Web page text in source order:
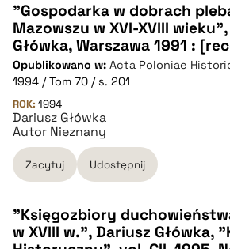
CZYSTY TEKST
pobierz cytat
BIBTEX
pobierz cytat
"Gospodarka w dobrach
Mazowszu w XVI-XVIII
Główka, Warszawa 1991 :
Opublikowano w: Acta Poloniae
1994 / Tom 70 / s. 201
ROK: 1994
Dariusz Główka
Autor Nieznany
Zacytuj Udostępnij
"Księgozbiory
w XVIII w.", Dariusz Główka,